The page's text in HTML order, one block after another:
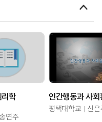
학
연주
인간행동과 사
평택대학교 신